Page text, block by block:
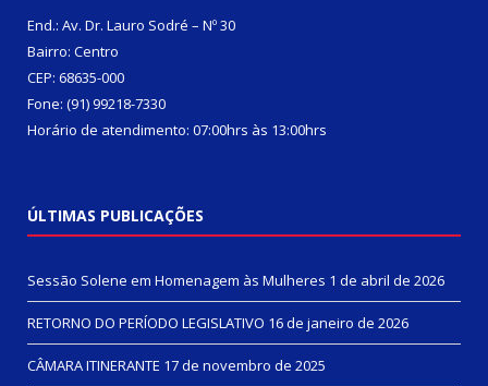
End.: Av. Dr. Lauro Sodré – Nº 30
Bairro: Centro
CEP: 68635-000
Fone: (91) 99218-7330
Horário de atendimento: 07:00hrs às 13:00hrs
ÚLTIMAS PUBLICAÇÕES
Sessão Solene em Homenagem às Mulheres 1 de abril de 2026
RETORNO DO PERÍODO LEGISLATIVO 16 de janeiro de 2026
CÂMARA ITINERANTE 17 de novembro de 2025